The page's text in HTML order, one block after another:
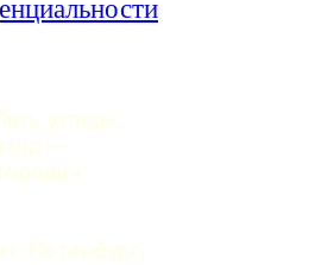
углов».
—
Петербург,